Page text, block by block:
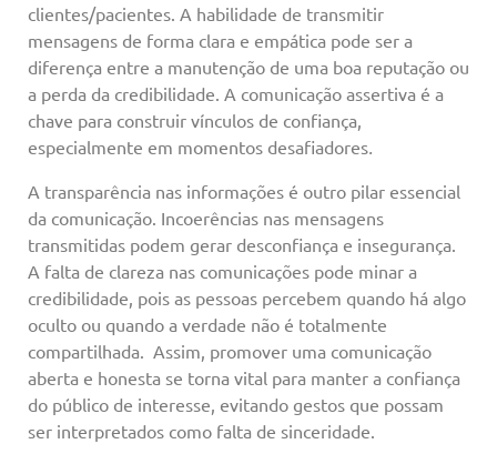
clientes/pacientes. A habilidade de transmitir
mensagens de forma clara e empática pode ser a
diferença entre a manutenção de uma boa reputação ou
a perda da credibilidade. A comunicação assertiva é a
chave para construir vínculos de confiança,
especialmente em momentos desafiadores.
A transparência nas informações é outro pilar essencial
da comunicação. Incoerências nas mensagens
transmitidas podem gerar desconfiança e insegurança.
A falta de clareza nas comunicações pode minar a
credibilidade, pois as pessoas percebem quando há algo
oculto ou quando a verdade não é totalmente
compartilhada. Assim, promover uma comunicação
aberta e honesta se torna vital para manter a confiança
do público de interesse, evitando gestos que possam
ser interpretados como falta de sinceridade.